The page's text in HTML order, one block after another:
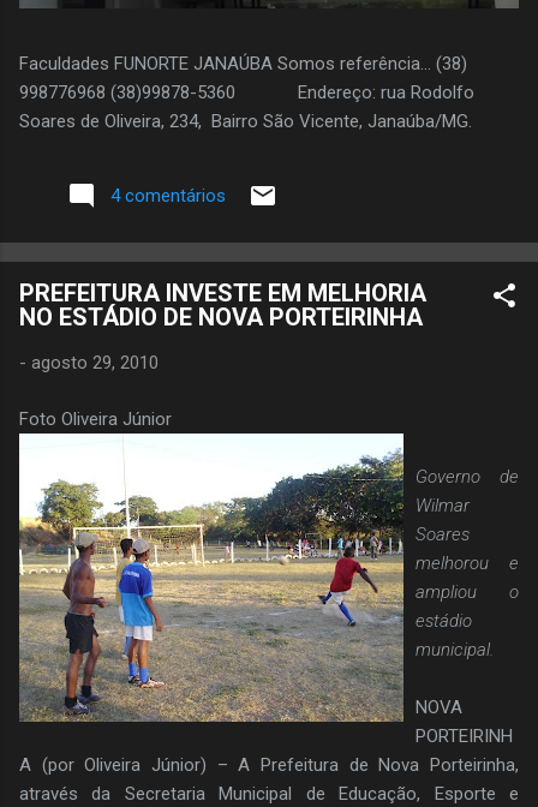
Faculdades FUNORTE JANAÚBA Somos referência... (38)
998776968 (38)99878-5360 Endereço: rua Rodolfo
Soares de Oliveira, 234, Bairro São Vicente, Janaúba/MG.
4 comentários
PREFEITURA INVESTE EM MELHORIA
NO ESTÁDIO DE NOVA PORTEIRINHA
- agosto 29, 2010
Foto Oliveira Júnior
Governo de
Wilmar
Soares
melhorou e
ampliou o
estádio
municipal.
NOVA
PORTEIRINH
A (por Oliveira Júnior) – A Prefeitura de Nova Porteirinha,
através da Secretaria Municipal de Educação, Esporte e